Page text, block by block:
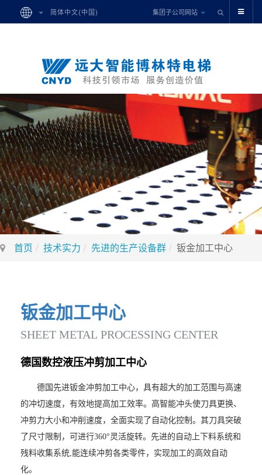
简体中文(中国) 集团子公司网站
首页 技术实力 先进的生产设备群 钣金加工中心
钣金加工中心
SHEET METAL PROCESSING CENTER
德国数控液压冲剪加 工中心
德国先进钣金冲剪加工中心，具有超大的加工范围与高速
的冲切速度，有效地提高加工效率。高智能冲头使刀具更换、
冲剪力大小和冲削速度，全面实现了自动化控制。其刀具突破
了尺寸限制，可进行360°灵活旋转。先进的自动上下料系统和
残料收集系统,能连续冲剪各类零件，实现加工的高效自动
化。